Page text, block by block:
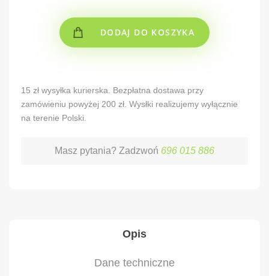
DODAJ DO KOSZYKA
15 zł wysyłka kurierska. Bezpłatna dostawa przy
zamówieniu powyżej 200 zł. Wysłki realizujemy wyłącznie
na terenie Polski.
Masz pytania? Zadzwoń 696 015 886
Opis
Dane techniczne